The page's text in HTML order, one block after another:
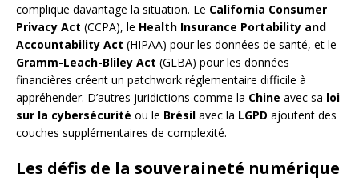
complique davantage la situation. Le California Consumer
Privacy Act (CCPA), le Health Insurance Portability and
Accountability Act (HIPAA) pour les données de santé, et le
Gramm-Leach-Bliley Act (GLBA) pour les données
financières créent un patchwork réglementaire difficile à
appréhender. D’autres juridictions comme la Chine avec sa loi
sur la cybersécurité ou le Brésil avec la LGPD ajoutent des
couches supplémentaires de complexité.
Les défis de la souveraineté numérique